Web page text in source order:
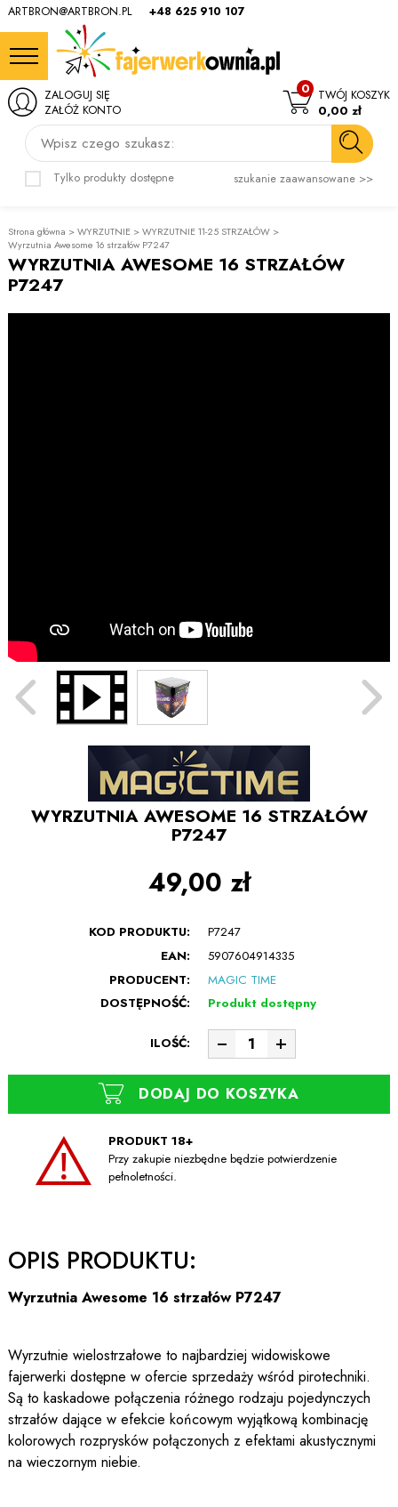
ARTBRON@ARTBRON.PL +48 625 910 107
Wpisz czego szukasz:
Tylko produkty dostępne szukanie zaawansowane >>
ZALOGUJ SIĘ
ZAŁÓŻ KONTO
TWÓJ KOSZYK
0
0,00 zł
Strona główna >WYRZUTNIE >WYRZUTNIE 11-25 STRZAŁÓW >
Wyrzutnia Awesome 16 strzałów P7247
WYRZUTNIA AWESOME 16 STRZAŁÓW
P7247
WYRZUTNIA AWESOME 16 STRZAŁÓW
P7247
49,00 zł
KOD PRODUKTU:
P7247
EAN:
5907604914335
PRODUCENT:
MAGIC TIME
DOSTĘPNOŚĆ:
Produkt dostępny
ILOŚĆ:
DODAJ DO KOSZYKA
PRODUKT 18+
Przy zakupie niezbędne będzie potwierdzenie
pełnoletności.
OPIS PRODUKTU:
Wyrzutnia Awesome 16 strzałów P7247
Wyrzutnie wielostrzałowe to najbardziej widowiskowe
fajerwerki dostępne w ofercie sprzedaży wśród pirotechniki.
Są to kaskadowe połączenia różnego rodzaju pojedynczych
strzałów dające w efekcie końcowym wyjątkową kombinację
kolorowych rozprysków połączonych z efektami akustycznymi
na wieczornym niebie.